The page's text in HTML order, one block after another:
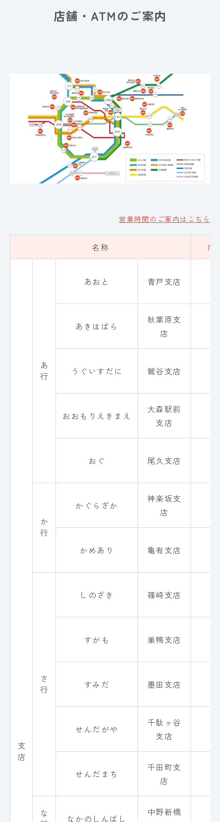
店舗・ATMのご案内
営業時間のご案内はこちら
名称 店
支 店
あ 行
あおと 青戸支店
あきはばら
秋葉原支
店
うぐいすだに 鶯谷支店
おおもりえきまえ
大森駅前
支店
おぐ 尾久支店
か 行
かぐらざか
神楽坂支
店
かめあり 亀有支店
さ 行
しのざき 篠崎支店
すがも 巣鴨支店
すみだ 墨田支店
せんだがや
千駄ヶ谷
支店
せんだまち
千田町支
店
なかのしんばし
中野新橋